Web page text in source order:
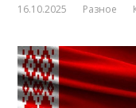
16.10.2025 Разное